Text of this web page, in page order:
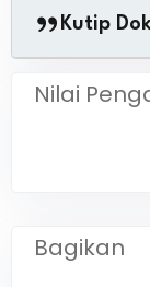
Kutip
Nilai
Bagikan